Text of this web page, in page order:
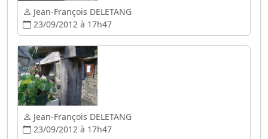
Jean-François DELETANG
23/09/2012 à 17h47
Jean-François DELETANG
23/09/2012 à 17h47